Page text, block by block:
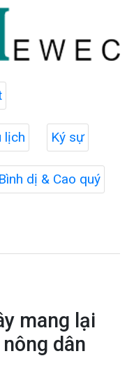
lịch Ký sự
Bình dị & Cao quý
mang lại
dân